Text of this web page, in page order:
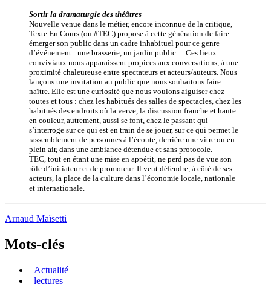
Sortir la dramaturgie des théâtres
Nouvelle venue dans le métier, encore inconnue de la critique,
Texte En Cours (ou #TEC) propose à cette génération de faire
émerger son public dans un cadre inhabituel pour ce genre
d’événement : une brasserie, un jardin public… Ces lieux
conviviaux nous apparaissent propices aux conversations, à une
proximité chaleureuse entre spectateurs et acteurs/auteurs. Nous
lançons une invitation au public que nous souhaitons faire
naître. Elle est une curiosité que nous voulons aiguiser chez
toutes et tous : chez les habitués des salles de spectacles, chez les
habitués des endroits où la verve, la discussion franche et haute
en couleur, autrement, aussi se font, chez le passant qui
s’interroge sur ce qui est en train de se jouer, sur ce qui permet le
rassemblement de personnes à l’écoute, derrière une vitre ou en
plein air, dans une ambiance détendue et sans protocole.
TEC, tout en étant une mise en appétit, ne perd pas de vue son
rôle d’initiateur et de promoteur. Il veut défendre, à côté de ses
acteurs, la place de la culture dans l’économie locale, nationale
et internationale.
Arnaud Maïsetti
Mots-clés
_Actualité
_lectures